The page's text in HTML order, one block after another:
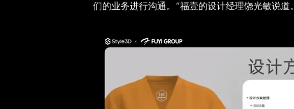
们的业务进行沟通。”福壹的设计经理饶光敏说道。